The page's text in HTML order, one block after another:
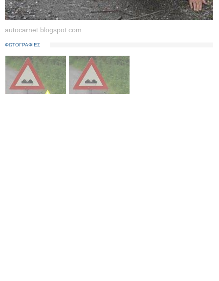
autocarnet.blogspot.com
ΦΩΤΟΓΡΑΦΙΕΣ